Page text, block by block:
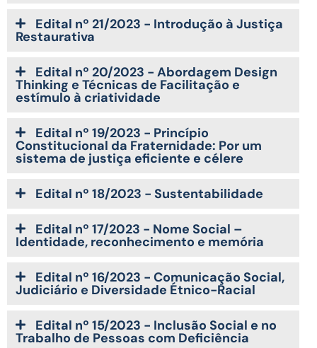
Edital nº 21/2023 - Introdução à Justiça
Restaurativa
Edital nº 20/2023 - Abordagem Design
Thinking e Técnicas de Facilitação e
estímulo à criatividade
Edital nº 19/2023 - Princípio
Constitucional da Fraternidade: Por um
sistema de justiça eficiente e célere
Edital nº 18/2023 - Sustentabilidade
Edital nº 17/2023 - Nome Social –
Identidade, reconhecimento e memória
Edital nº 16/2023 - Comunicação Social,
Judiciário e Diversidade Étnico-Racial
Edital nº 15/2023 - Inclusão Social e no
Trabalho de Pessoas com Deficiência